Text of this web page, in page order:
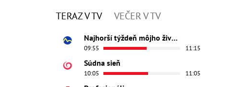
TERAZ V TV VEČER V TV
Najhorší týždeň môjho života
09:55 11:15
Súdna sieň
10:05 11:05